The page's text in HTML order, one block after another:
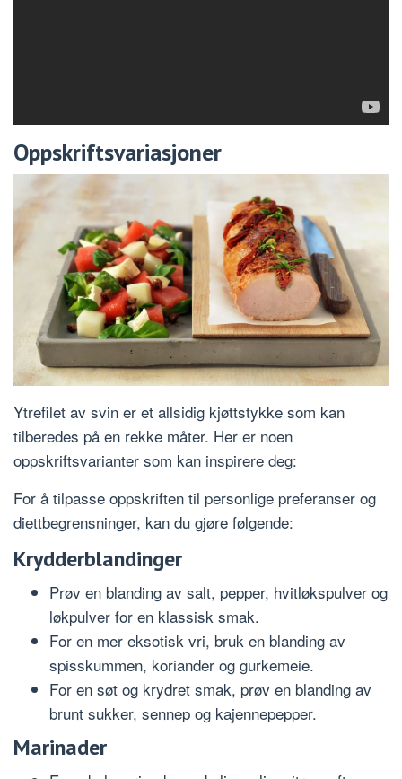
Oppskriftsvariasjoner
Ytrefilet av svin er et allsidig kjøttstykke som kan
tilberedes på en rekke måter. Her er noen
oppskriftsvarianter som kan inspirere deg:
For å tilpasse oppskriften til personlige preferanser og
diettbegrensninger, kan du gjøre følgende:
Krydderblandinger
Prøv en blanding av salt, pepper, hvitløkspulver og
løkpulver for en klassisk smak.
For en mer eksotisk vri, bruk en blanding av
spisskummen, koriander og gurkemeie.
For en søt og krydret smak, prøv en blanding av
brunt sukker, sennep og kajennepepper.
Marinader